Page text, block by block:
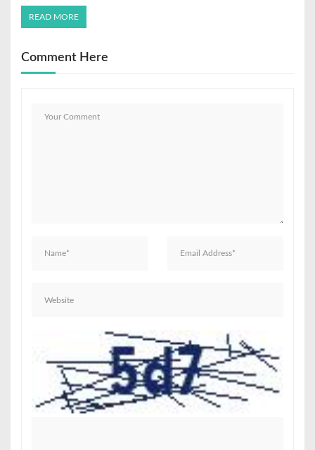
READ MORE
Comment Here